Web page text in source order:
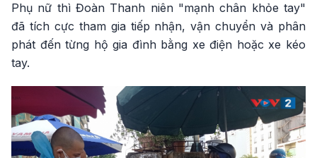
Phụ nữ thì Đoàn Thanh niên "mạnh chân khỏe tay"
đã tích cực tham gia tiếp nhận, vận chuyển và phân
phát đến từng hộ gia đình bằng xe điện hoặc xe kéo
tay.